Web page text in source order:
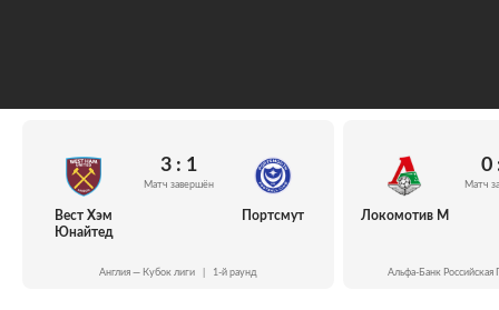
Вест Хэм
Юнайтед
3 : 1
Матч завершён
Портсмут
Англия — Кубок лиги 1-й раунд
Локомотив М
0
Матч
Альфа-Банк Российская